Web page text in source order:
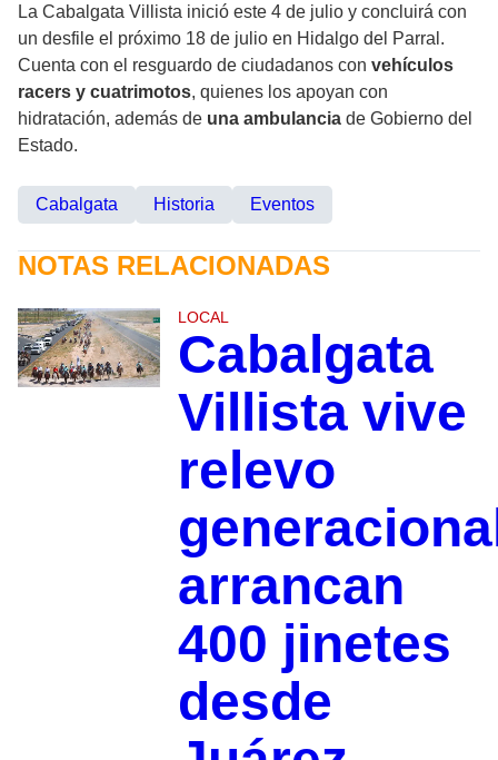
La Cabalgata Villista inició este 4 de julio y concluirá con
un desfile el próximo 18 de julio en Hidalgo del Parral.
Cuenta con el resguardo de ciudadanos con vehículos
racers y cuatrimotos, quienes los apoyan con
hidratación, además de una ambulancia de Gobierno del
Estado.
Cabalgata Historia Eventos
NOTAS RELACIONADAS
LOCAL
Cabalgata
Villista vive
relevo
arrancan
400 jinetes
desde